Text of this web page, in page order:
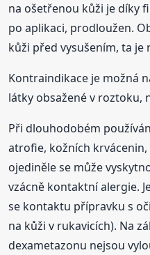
na ošetřenou kůži je díky
po aplikaci, prodloužen.
kůži před vysušením, ta je
Kontraindikace je možná
látky obsažené v roztoku,
Při dlouhodobém
atrofie, kožních
ojediněle se může
vzácně kontaktní alergie.
se kontaktu přípravku s
na kůži v rukavicích). Na
dexametazonu nejsou